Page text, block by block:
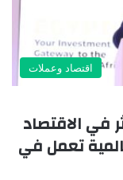
اقتصاد وعملات
في الاقتصاد
180 شركة عالمية تعمل في